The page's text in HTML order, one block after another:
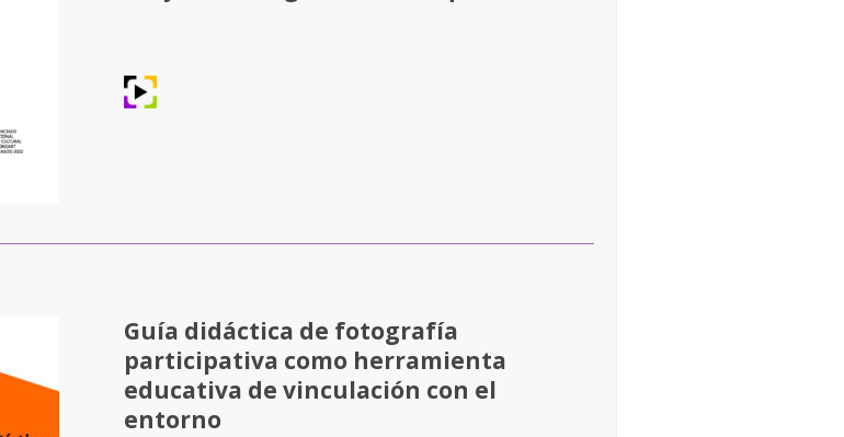
Guía didáctica de fotografía
participativa como herramienta
educativa de vinculación con el
entorno